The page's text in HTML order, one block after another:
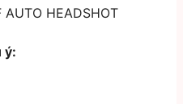
HEADSHOT
ý: